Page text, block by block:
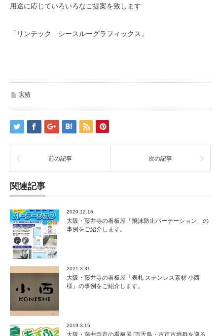
用途に応じていろいろなご提案を致します
「リンテック シースルーグラフィックス」
実績
前の記事 次の記事
関連記事
2020.12.16
大阪・藤井寺の看板屋「飛沫防止パーテーション」の
事例をご紹介します。
2021.3.31
大阪・藤井寺の看板屋「表札 ステンレス素材 小西
様」の事例をご紹介します。
2019.3.15
大阪・藤井寺市の看板屋 [百舌鳥・古市古墳群を巡る